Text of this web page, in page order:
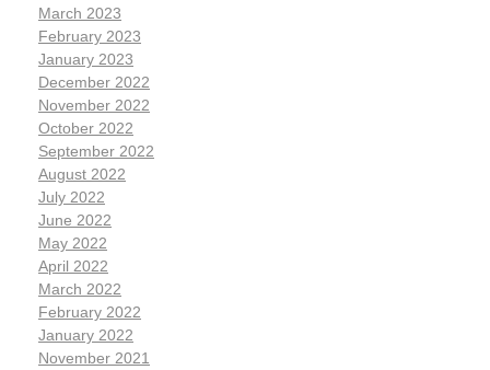
March 2023
February 2023
January 2023
December 2022
November 2022
October 2022
September 2022
August 2022
July 2022
June 2022
May 2022
April 2022
March 2022
February 2022
January 2022
November 2021